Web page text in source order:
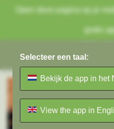
Open deze pagina op je
gratis
Selecteer een taal:
Bekijk de app in het
View the app in